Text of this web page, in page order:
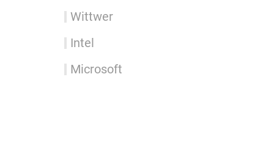
Wittwer
Intel
Microsoft